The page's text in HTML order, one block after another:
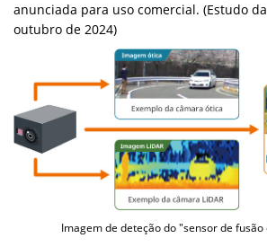
anunciada para uso comercial. (Estudo
outubro de 2024)
Imagem de deteção do "sensor de fusão